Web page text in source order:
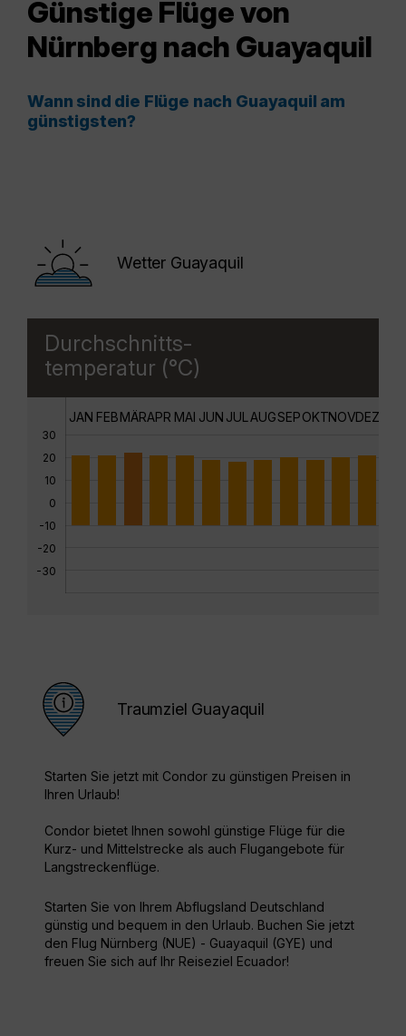
Günstige Flüge von
Nürnberg nach Guayaquil
Wann sind die Flüge nach Guayaquil am
günstigsten?
Wetter Guayaquil
Durchschnitts-
temperatur (°C)
30
20
10
0
-10
-20
-30
JAN FEBMÄRAPR MAI JUN JUL AUGSEPOKTNOVDEZ
Traumziel Guayaquil
Starten Sie jetzt mit Condor zu günstigen Preisen in
Ihren Urlaub!
Condor bietet Ihnen sowohl günstige Flüge für die
Kurz- und Mittelstrecke als auch Flugangebote für
Langstreckenflüge.
Starten Sie von Ihrem Abflugsland Deutschland
günstig und bequem in den Urlaub. Buchen Sie jetzt
den Flug Nürnberg (NUE) - Guayaquil (GYE) und
freuen Sie sich auf Ihr Reiseziel Ecuador!